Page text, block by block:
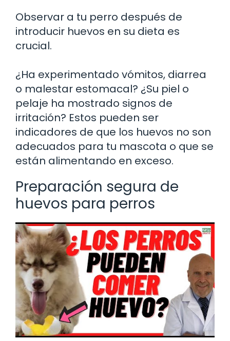
Observar a tu perro después de
introducir huevos en su dieta es
crucial.
¿Ha experimentado vómitos, diarrea
o malestar estomacal? ¿Su piel o
pelaje ha mostrado signos de
irritación? Estos pueden ser
indicadores de que los huevos no son
adecuados para tu mascota o que se
están alimentando en exceso.
Preparación segura de
huevos para perros